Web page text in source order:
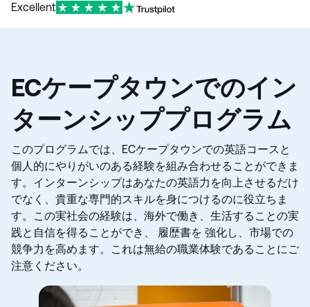
Excellent
ECケープタウンでのイン
ターンシッププログラム
このプログラムでは、ECケープタウンでの英語コースと
個人的にやりがいのある経験を組み合わせることができま
す。インターンシップはあなたの英語力を向上させるだけ
でなく、貴重な専門的スキルを身につけるのに役立ちま
す。この実社会の経験は、海外で働き、生活することの実
践と自信を得ることができ、 履歴書を 強化し、市場での
競争力を高めます。これは無給の職業体験であることにご
注意ください。